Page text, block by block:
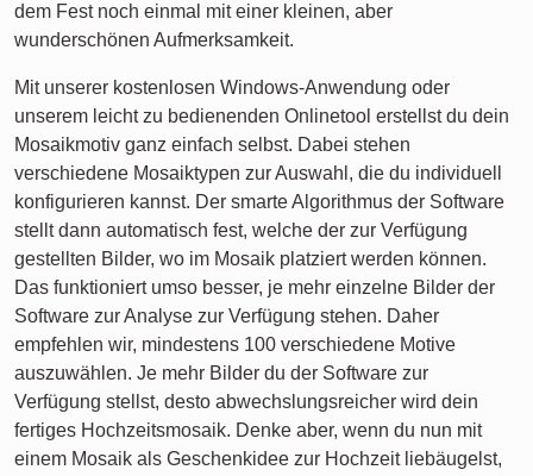
dem Fest noch einmal mit einer kleinen, aber
wunderschönen Aufmerksamkeit.
Mit unserer kostenlosen Windows-Anwendung oder
unserem leicht zu bedienenden Onlinetool erstellst du dein
Mosaikmotiv ganz einfach selbst. Dabei stehen
verschiedene Mosaiktypen zur Auswahl, die du individuell
konfigurieren kannst. Der smarte Algorithmus der Software
stellt dann automatisch fest, welche der zur Verfügung
gestellten Bilder, wo im Mosaik platziert werden können.
Das funktioniert umso besser, je mehr einzelne Bilder der
Software zur Analyse zur Verfügung stehen. Daher
empfehlen wir, mindestens 100 verschiedene Motive
auszuwählen. Je mehr Bilder du der Software zur
Verfügung stellst, desto abwechslungsreicher wird dein
fertiges Hochzeitsmosaik. Denke aber, wenn du nun mit
einem Mosaik als Geschenkidee zur Hochzeit liebäugelst,